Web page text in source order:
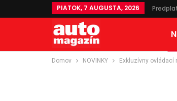
PIATOK, 7 AUGUSTA, 2026
Domov NOVINKY Exkluzívny ovládací